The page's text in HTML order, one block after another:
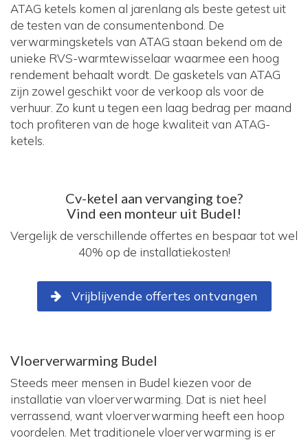
ATAG ketels komen al jarenlang als beste getest uit
de testen van de consumentenbond. De
verwarmingsketels van ATAG staan bekend om de
unieke RVS-warmtewisselaar waarmee een hoog
rendement behaalt wordt. De gasketels van ATAG
zijn zowel geschikt voor de verkoop als voor de
verhuur. Zo kunt u tegen een laag bedrag per maand
toch profiteren van de hoge kwaliteit van ATAG-
ketels.
Cv-ketel aan vervanging toe?
Vind een monteur uit Budel!
Vergelijk de verschillende offertes en bespaar tot wel
40% op de installatiekosten!
Vrijblijvende offertes ontvangen
Vloerverwarming Budel
Steeds meer mensen in Budel kiezen voor de
installatie van vloerverwarming. Dat is niet heel
verrassend, want vloerverwarming heeft een hoop
voordelen. Met traditionele vloerverwarming is er